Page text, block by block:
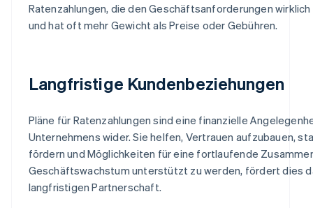
Ratenzahlungen, die den Geschäftsanforderungen
und hat oft mehr Gewicht als Preise oder Gebühren.
Langfristige Kundenbeziehungen
Pläne für Ratenzahlungen sind eine finanzielle
Unternehmens wider. Sie helfen, Vertrauen aufzubauen,
fördern und Möglichkeiten für eine fortlaufende
Geschäftswachstum unterstützt zu werden, fördert dies
langfristigen Partnerschaft.